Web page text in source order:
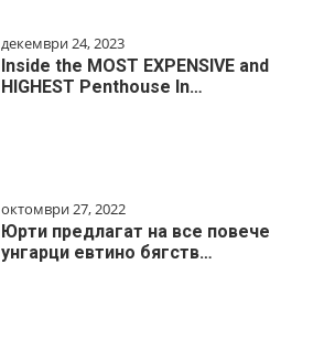
декември 24, 2023
Inside the MOST EXPENSIVE and
HIGHEST Penthouse In…
октомври 27, 2022
Юрти предлагат на все повече
унгарци евтино бягств…